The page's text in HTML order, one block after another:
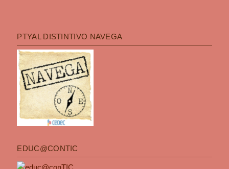
PTYAL DISTINTIVO NAVEGA
EDUC@CONTIC